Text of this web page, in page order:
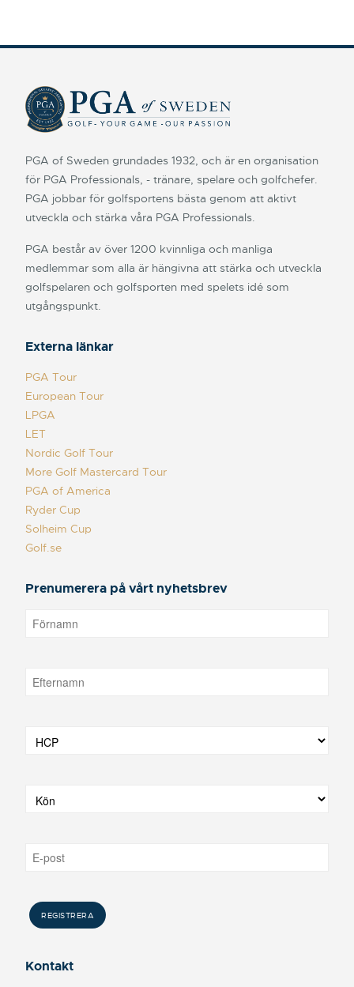
PGA of Sweden grundades 1932, och är en organisation
för PGA Professionals, - tränare, spelare och golfchefer.
PGA jobbar för golfsportens bästa genom att aktivt
utveckla och stärka våra PGA Professionals.
PGA består av över 1200 kvinnliga och manliga
medlemmar som alla är hängivna att stärka och utveckla
golfspelaren och golfsporten med spelets idé som
utgångspunkt.
Externa länkar
PGA Tour
European Tour
LPGA
LET
Nordic Golf Tour
More Golf Mastercard Tour
PGA of America
Ryder Cup
Solheim Cup
Golf.se
Prenumerera på vårt nyhetsbrev
Kontakt